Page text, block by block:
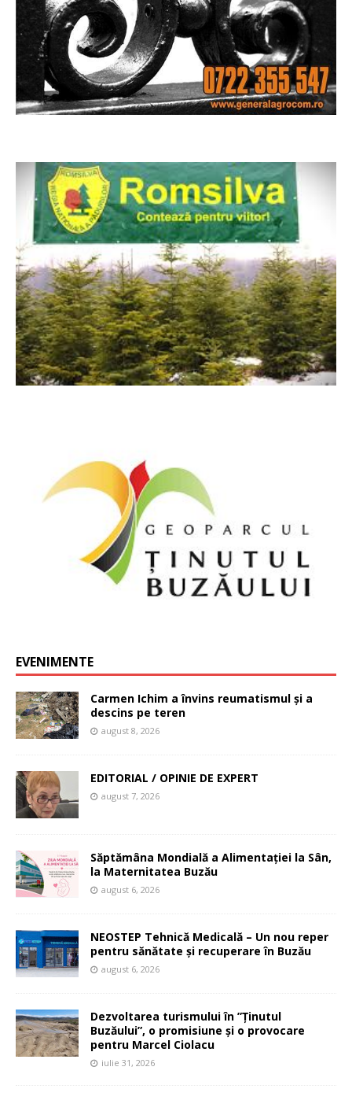
EVENIMENTE
Carmen Ichim a învins reumatismul și a
descins pe teren
august 8, 2026
EDITORIAL / OPINIE DE EXPERT
august 7, 2026
Săptămâna Mondială a Alimentației la Sân,
la Maternitatea Buzău
august 6, 2026
NEOSTEP Tehnică Medicală – Un nou reper
pentru sănătate și recuperare în Buzău
august 6, 2026
Dezvoltarea turismului în ”Ținutul
Buzăului”, o promisiune și o provocare
pentru Marcel Ciolacu
iulie 31, 2026